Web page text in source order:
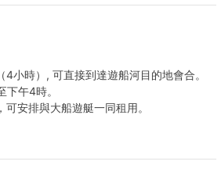
小時）, 可直接到達遊船河目的地會合。
午4時。
安排與大船遊艇一同租用。